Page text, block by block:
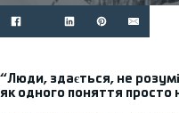
“Люди, здається, не
як одного поняття просто